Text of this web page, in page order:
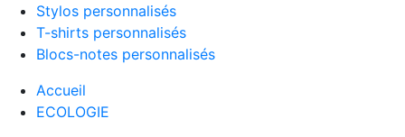
Stylos personnalisés
T-shirts personnalisés
Blocs-notes personnalisés
Accueil
ECOLOGIE